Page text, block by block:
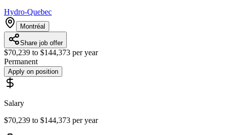
Hydro-Quebec
Montréal
Share job offer
$70,239 to $144,373 per year
Permanent
Apply on position
Salary
$70,239 to $144,373 per year